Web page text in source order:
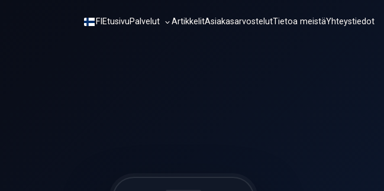
FIEtusivuPalvelut ArtikkelitAsiakasarvostelutTietoa meistäYhteystiedot